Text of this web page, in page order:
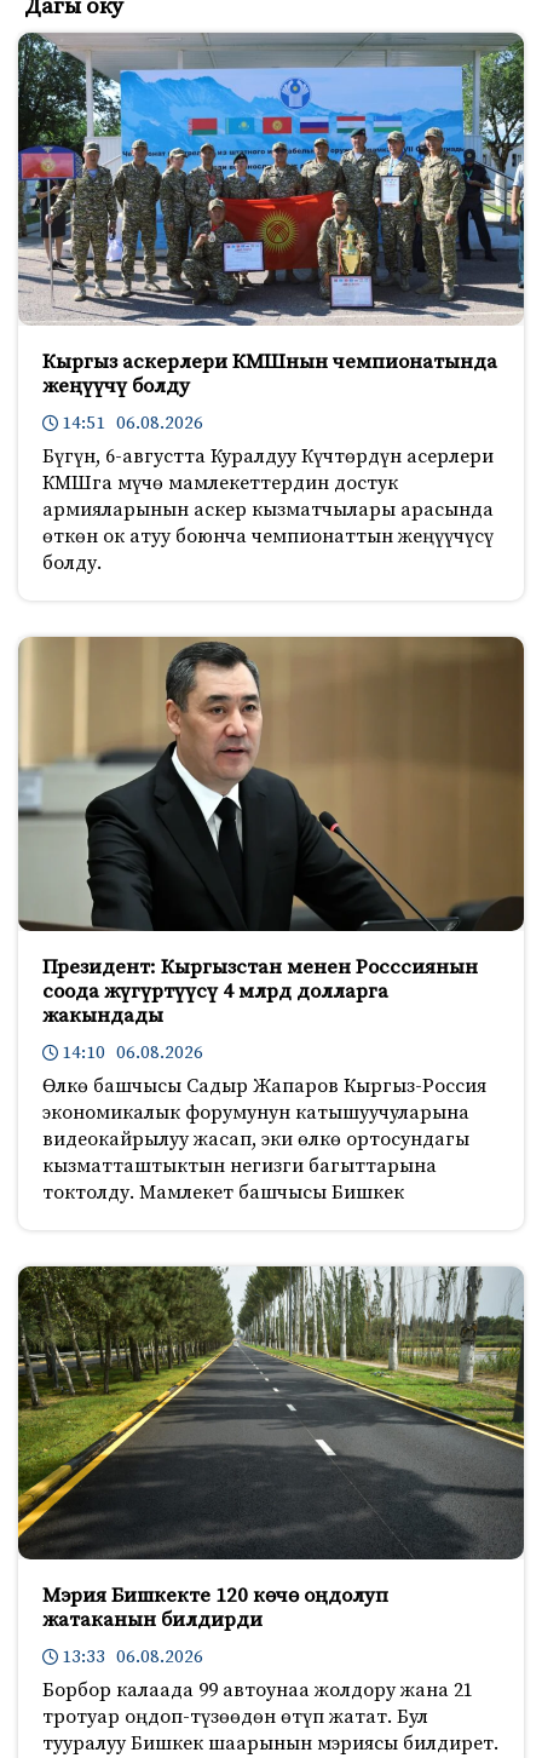
Дагы оку
Кыргыз аскерлери КМШнын чемпионатында
жеңүүчү болду
14:51 06.08.2026
Бүгүн, 6-августта Куралдуу Күчтөрдүн асерлери
КМШга мүчө мамлекеттердин достук
армияларынын аскер кызматчылары арасында
өткөн ок атуу боюнча чемпионаттын жеңүүчүсү
болду.
Президент: Кыргызстан менен Росссиянын
соода жүгүртүүсү 4 млрд долларга
жакындады
14:10 06.08.2026
Өлкө башчысы Садыр Жапаров Кыргыз-Россия
экономикалык форумунун катышуучуларына
видеокайрылуу жасап, эки өлкө ортосундагы
кызматташтыктын негизги багыттарына
токтолду. Мамлекет башчысы Бишкек
Мэрия Бишкекте 120 көчө оңдолуп
жатаканын билдирди
13:33 06.08.2026
Борбор калаада 99 автоунаа жолдору жана 21
тротуар оңдоп-түзөөдөн өтүп жатат. Бул
тууралуу Бишкек шаарынын мэриясы билдирет.